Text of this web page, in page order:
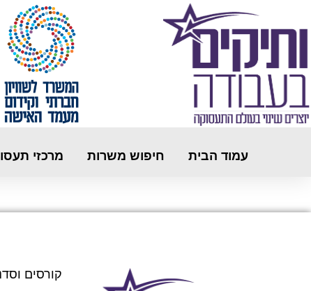
עמוד הבית חיפוש משרות מרכזי
קורסים